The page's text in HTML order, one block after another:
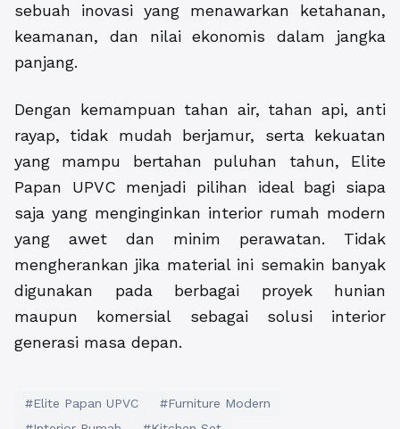
sebuah inovasi yang menawarkan ketahanan,
keamanan, dan nilai ekonomis dalam jangka
panjang.
Dengan kemampuan tahan air, tahan api, anti
rayap, tidak mudah berjamur, serta kekuatan
yang mampu bertahan puluhan tahun, Elite
Papan UPVC menjadi pilihan ideal bagi siapa
saja yang menginginkan interior rumah modern
yang awet dan minim perawatan. Tidak
mengherankan jika material ini semakin banyak
digunakan pada berbagai proyek hunian
maupun komersial sebagai solusi interior
generasi masa depan.
#Elite Papan UPVC
#Furniture Modern